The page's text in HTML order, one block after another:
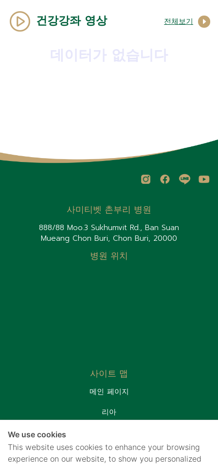
건강강좌 영상 전체보기
데이터가 없습니다
사미티벳 촌부리 병원
888/88 Moo.3 Sukhumvit Rd., Ban Suan
Mueang Chon Buri, Chon Buri, 20000
병원 위치
사이트 맵
메인 페이지
리아
연락처
We use cookies
This website uses cookies to enhance your browsing
experience on our website, to show you personalized